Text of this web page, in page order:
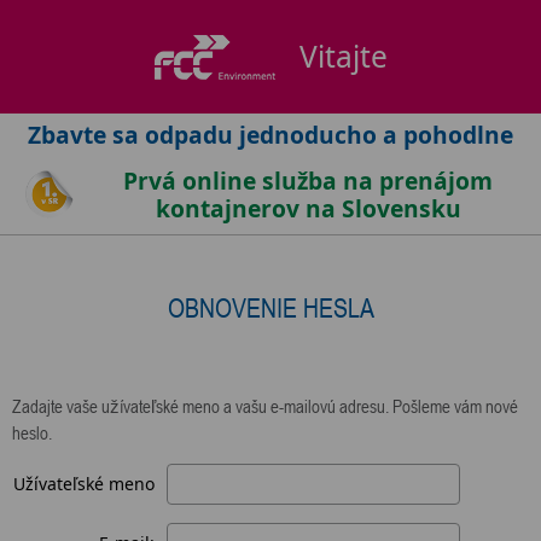
Vitajte
Zbavte sa odpadu jednoducho a pohodlne
Prvá online služba na prenájom
kontajnerov na Slovensku
OBNOVENIE HESLA
Zadajte vaše užívateľské meno a vašu e-mailovú adresu. Pošleme vám nové
heslo.
Užívateľské meno